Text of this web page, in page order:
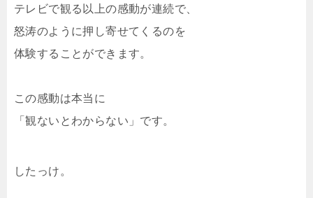
テレビで観る以上の感動が連続で、
怒涛のように押し寄せてくるのを
体験することができます。
この感動は本当に
「観ないとわからない」です。
したっけ。